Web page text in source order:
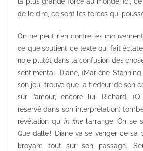
de le dire, ce sont les forces qui
On ne peut rien contre les
ce que soutient ce texte qui fait
noie plutôt dans la confusion des
sentimental. Diane, (Marlène
son jeu) trouve que la tiédeur de son
sur l’amour, encore lui. Richard,
réservé dans son interprétation)
révélation qui in finel’arrange. On se
Que dalle ! Diane va se venger de sa
broyant tout sur son passage.